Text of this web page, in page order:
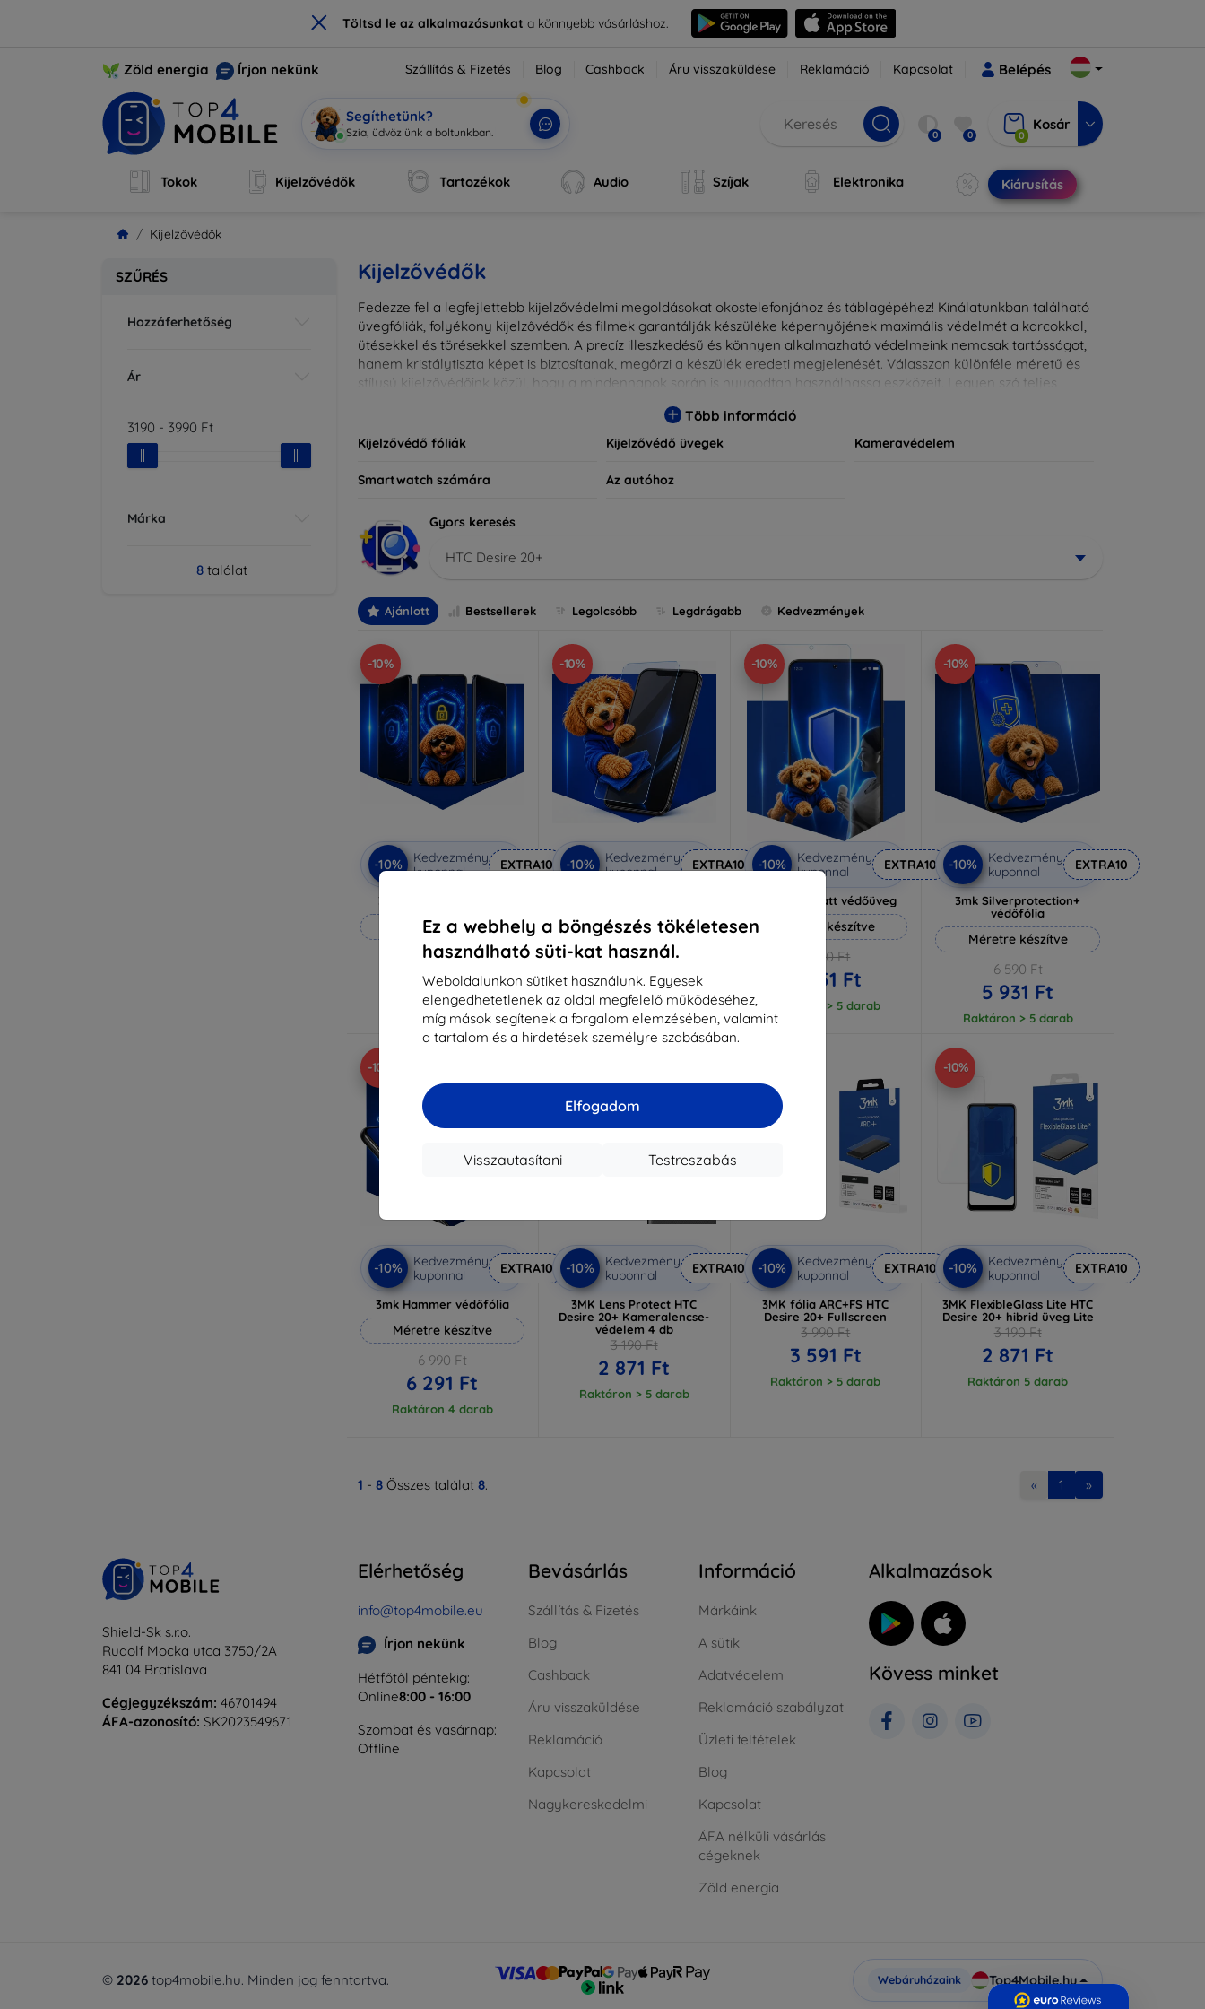
× Töltsd le az alkalmazásunkata könnyebb vásárláshoz.
Ez a webhely a böngészés tökéletesen
használható süti-kat használ.
Weboldalunkon sütiket használunk. Egyesek
elengedhetetlenek az oldal megfelelő működéséhez,
míg mások segítenek a forgalom elemzésében, valamint
a tartalom és a hirdetések személyre szabásában.
Elfogadom
Testreszabás
Visszautasítani
Zöld energia Írjon nekünk Szállítás & Fizetés Blog Cashback Áru visszaküldése Reklamáció Kapcsolat Belépés
Segíthetünk?
Szia 0 0 0
Kosár
Tokok Kijelzővédők Tartozékok Audio Szíjak Elektronika Kiárusítás
Kijelzővédők
SZŰRÉS
Hozzáferhetőség
Ár
3190 - 3990 Ft
Márka
8találat
Kijelzővédők
Fedezze fel a legfejlettebb kijelzővédelmi megoldásokat okostelefonjához és táblagépéhez! Kínálatunkban található
üvegfóliák, folyékony kijelzővédők és filmek garantálják készüléke képernyőjének maximális védelmét a karcokkal,
ütésekkel és törésekkel szemben. A precíz illeszkedésű és könnyen alkalmazható védelmeink nemcsak tartósságot,
hanem kristálytiszta képet is biztosítanak, megőrzi a készülék eredeti megjelenését. Válasszon különféle méretű és
stílusú kijelzővédőink közül, hogy a mindennapok során is nyugodtan használhassa eszközeit. Legyen szó teljes
Több információ
Kijelzővédő fóliák Kijelzővédő üvegek Kameravédelem
Smartwatch számára Az autóhoz
Gyors keresés
HTC Desire 20+
Ajánlott Bestsellerek Legolcsóbb Legdrágabb Kedvezmények
-10%
-10%
Kedvezmény
kuponnal
EXTRA10
3mk Privacy védőüveg
Méretre készítve
7 390 Ft
6 651 Ft
Raktáron 2 darab
-10%
-10%
Kedvezmény
kuponnal
EXTRA10
Méretre készítve
5 890 Ft
5 301 Ft
Raktáron > 5 darab
-10%
-10%
Kedvezmény
kuponnal
EXTRA10
3mk Pure Matt védőüveg
Méretre készítve
4 390 Ft
3 951 Ft
Raktáron > 5 darab
-10%
-10%
Kedvezmény
kuponnal
EXTRA10
3mk Silverprotection+
védőfólia
Méretre készítve
6 590 Ft
5 931 Ft
Raktáron > 5 darab
-10%
-10%
Kedvezmény
kuponnal
EXTRA10
3mk Hammer védőfólia
Méretre készítve
6 990 Ft
6 291 Ft
Raktáron 4 darab
-10%
Kedvezmény
kuponnal
EXTRA10
3MK Lens Protect HTC
Desire 20+ Kameralencse-
védelem 4 db
3 190 Ft
2 871 Ft
Raktáron > 5 darab
-10%
Kedvezmény
kuponnal
EXTRA10
3MK fólia ARC+FS HTC
Desire 20+ Fullscreen
3 990 Ft
3 591 Ft
Raktáron > 5 darab
-10%
-10%
Kedvezmény
kuponnal
EXTRA10
3MK FlexibleGlass Lite HTC
Desire 20+ hibrid üveg Lite
3 190 Ft
2 871 Ft
Raktáron 5 darab
1 - 8 Összes találat 8. « 1 »
Shield-Sk s.r.o.
Rudolf Mocka utca 3750/2A
841 04 Bratislava
Cégjegyzékszám: 46701494
ÁFA-azonosító: SK2023549671
Elérhetőség
info@top4mobile.eu
Írjon nekünk
Hétfőtől péntekig:
Online8:00 - 16:00
Szombat és vasárnap:
Offline
Bevásárlás
Szállítás & Fizetés
Blog
Cashback
Áru visszaküldése
Reklamáció
Kapcsolat
Nagykereskedelmi
Információ
Márkáink
A sütik
Adatvédelem
Reklamáció szabályzat
Üzleti feltételek
Blog
Kapcsolat
ÁFA nélküli vásárlás
cégeknek
Zöld energia
Alkalmazások
Kövess minket
© 2026 top4mobile.hu. Minden jog fenntartva. Webáruházaink Top4Mobile.hu